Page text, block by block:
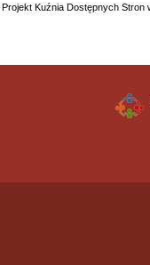
Projekt Kuźnia Dostępnych Stron